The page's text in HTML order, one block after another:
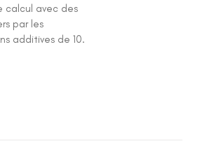
calcul avec des
par les
additives de 10.